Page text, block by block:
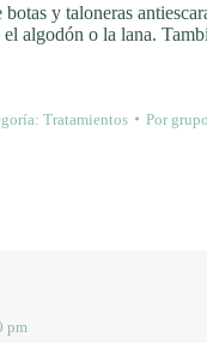
botas y taloneras
algodón o la lana.
Tratamientos Por
pm